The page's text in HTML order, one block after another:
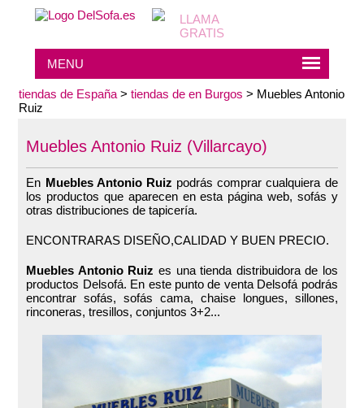
MENU
tiendas de España >tiendas de en Burgos > Muebles Antonio
Ruiz
Muebles Antonio Ruiz (Villarcayo)
En Muebles Antonio Ruiz podrás comprar cualquiera de
los productos que aparecen en esta página web, sofás y
otras distribuciones de tapicería.
ENCONTRARAS DISEÑO,CALIDAD Y BUEN PRECIO.
Muebles Antonio Ruiz es una tienda distribuidora de los
productos Delsofá. En este punto de venta Delsofá podrás
encontrar sofás, sofás cama, chaise longues, sillones,
rinconeras, tresillos, conjuntos 3+2...